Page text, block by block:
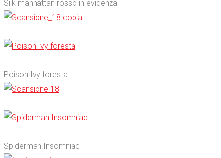
Silk manhattan rosso in evidenza
Poison Ivy foresta
Spiderman Insomniac